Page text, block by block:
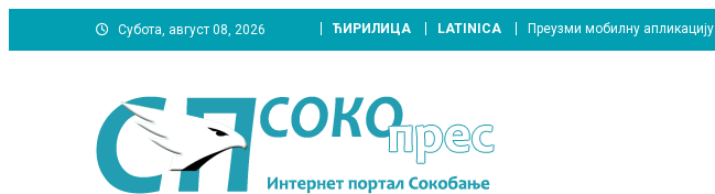
to
Субота, август 08, 2026 ЋИРИЛИЦА LATINICA Преузми мобилну апликацију